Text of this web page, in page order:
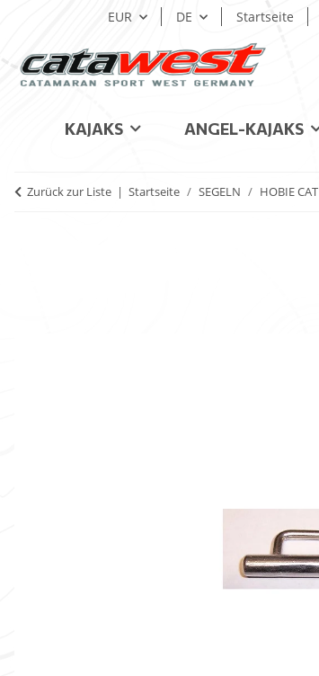
EUR DE Startseite
KAJAKS ANGEL-KAJAKS
Zurück zur Liste Startseite SEGELN HOBIE CAT